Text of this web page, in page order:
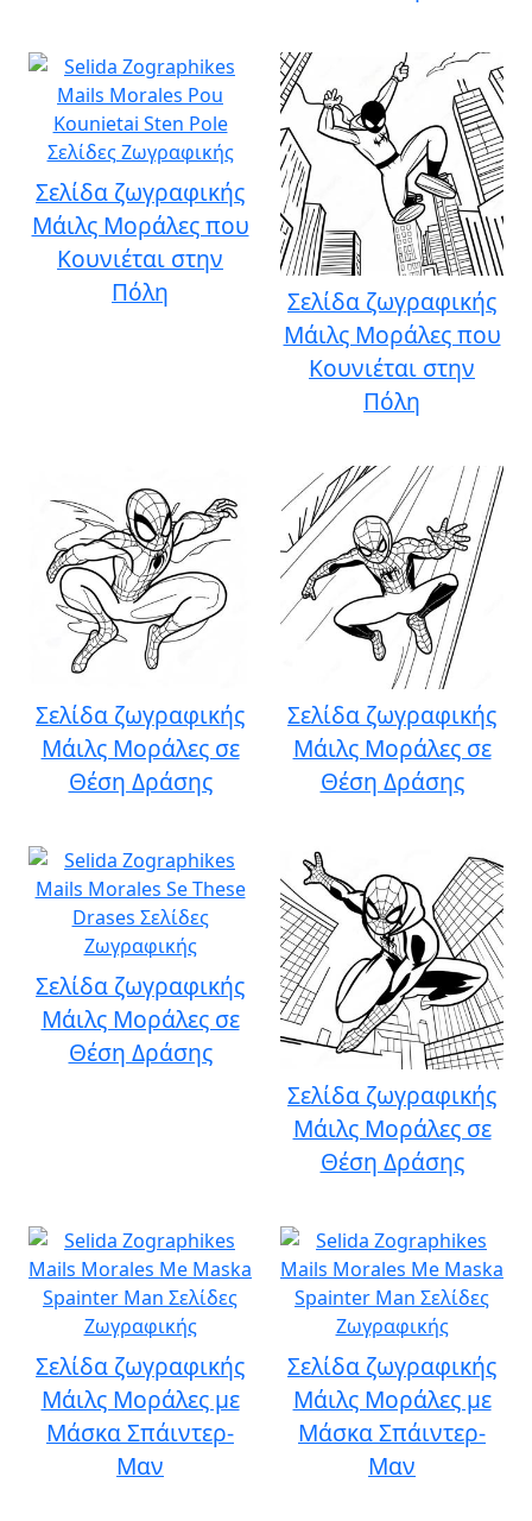
Σελίδα ζωγραφικής
Μάιλς Μοράλες που
Κουνιέται στην
Πόλη
Σελίδα ζωγραφικής
Μάιλς Μοράλες που
Κουνιέται στην
Πόλη
Σελίδα ζωγραφικής
Μάιλς Μοράλες σε
Θέση Δράσης
Σελίδα ζωγραφικής
Μάιλς Μοράλες σε
Θέση Δράσης
Σελίδα ζωγραφικής
Μάιλς Μοράλες σε
Θέση Δράσης
Σελίδα ζωγραφικής
Μάιλς Μοράλες σε
Θέση Δράσης
Σελίδα ζωγραφικής
Μάιλς Μοράλες με
Μάσκα Σπάιντερ-
Μαν
Σελίδα ζωγραφικής
Μάιλς Μοράλες με
Μάσκα Σπάιντερ-
Μαν